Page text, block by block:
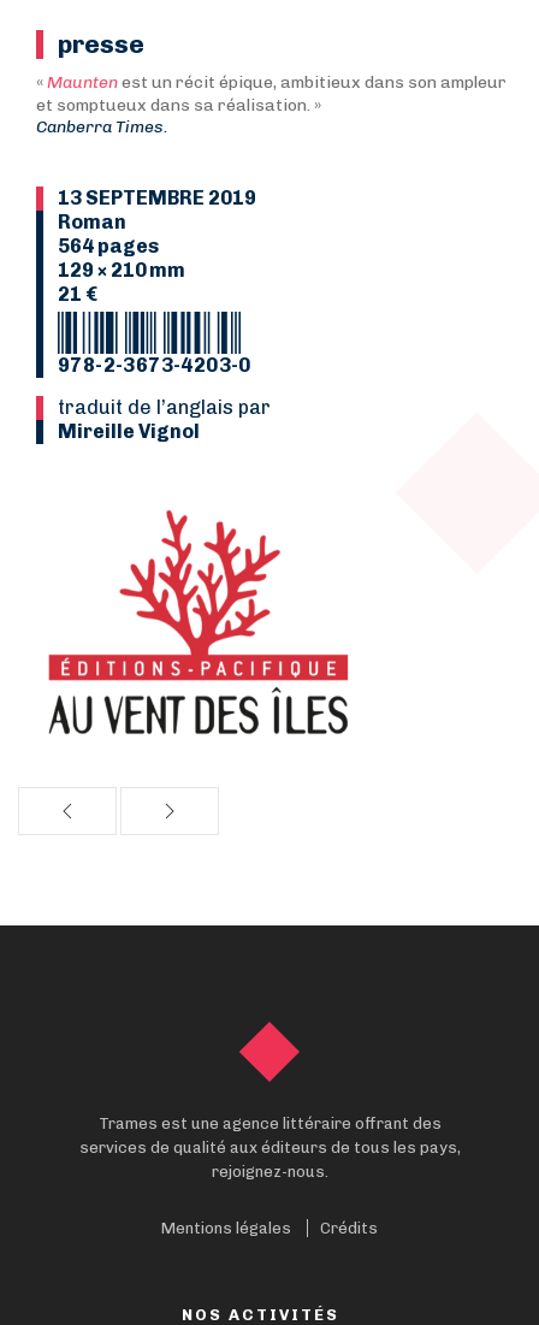
presse
«Mauntenest un récit épique, ambitieux dans son ampleur
et somptueux dans sa réalisation. »
Canberra Times.
13 SEPTEMBRE 2019
Roman
564 pages
129 × 210 mm
21 €
978-2-3673-4203-0
Traduit de l’anglais par
Mireille Vignol
Trames est une agence littéraire offrant des
services de qualité aux éditeurs de tous les pays,
rejoignez-nous.
Mentions légales Crédits
NOS ACTIVITÉS